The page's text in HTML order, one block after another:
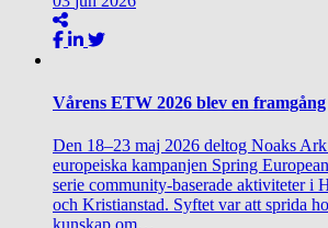
Vårens ETW 2026 blev en framgång
Den 18–23 maj 2026 deltog Noaks
europeiska kampanjen Spring
serie community‑baserade aktiviteter i
och Kristianstad. Syftet var att sprida